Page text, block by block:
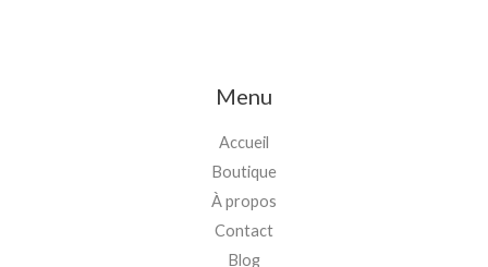
Menu
Accueil
Boutique
À propos
Contact
Blog